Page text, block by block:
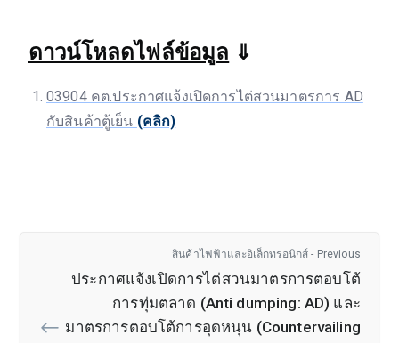
ดาวน์โหลดไฟล์ข้อมูล ⇓
03904 คต.ประกาศแจ้งเปิดการไต่สวนมาตรการ AD
กับสินค้าตู้เย็น (คลิก)
สินค้าไฟฟ้าและอิเล็กทรอนิกส์ - Previous
ประกาศแจ้งเปิดการไต่สวนมาตรการตอบโต้
การทุ่มตลาด (Anti dumping: AD) และ
มาตรการตอบโต้การอุดหนุน (Countervailing